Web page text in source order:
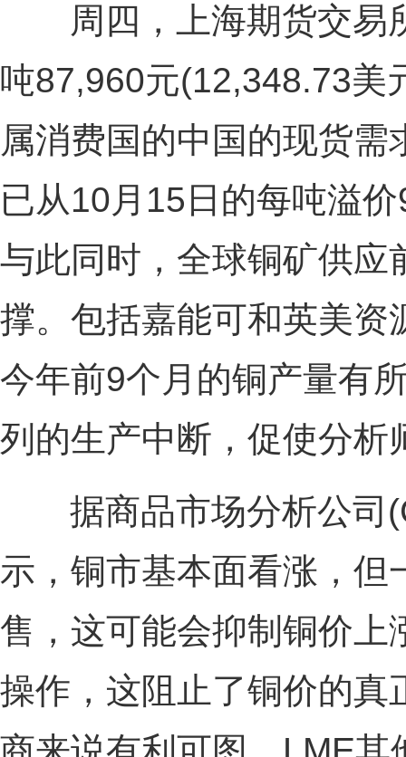
周四，上海期货交易
吨87,960元(12,348.73美
属消费国的中国的现货
已从10月15日的每吨溢
与此同时，全球铜矿供应
撑。包括嘉能可和英美资
今年前9个月的铜产量有
列的生产中断，促使分析
据商品市场分析公司
示，铜市基本面看涨，但
售，这可能会抑制铜价上
操作，这阻止了铜价的真